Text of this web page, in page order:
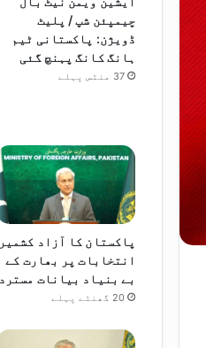
چیمپئن شپ / پلیٹ
ڈویژن: پاکستانی ٹیم
ہانگ کانگ پہنچ گئی
37 منٹس پہلے
پاکستان کا آزاد کشمیر
انتخابات پر بھارت کے
بے بنیاد بیانات مسترد
20 گھنٹے پہلے